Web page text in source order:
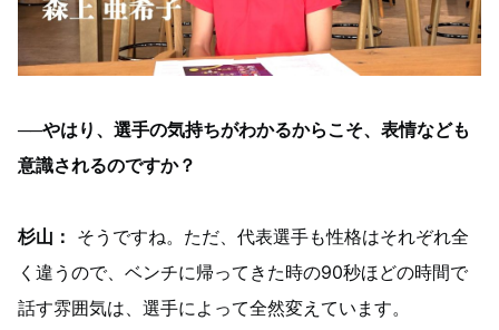
──やはり、選手の気持ちがわかるからこそ、表情なども
意識されるのですか？
杉山： そうですね。ただ、代表選手も性格はそれぞれ全
く違うので、ベンチに帰ってきた時の90秒ほどの時間で
話す雰囲気は、選手によって全然変えています。